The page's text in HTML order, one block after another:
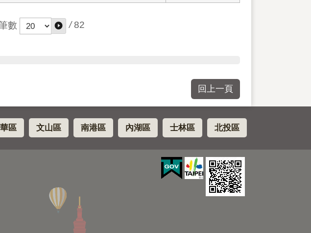
數 / 82
回上一頁
區 文山區 南港區 內湖區 士林區 北投區